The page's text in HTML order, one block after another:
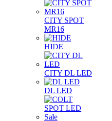
CITY SPOT
MR16
HIDE
CITY DL LED
DL LED